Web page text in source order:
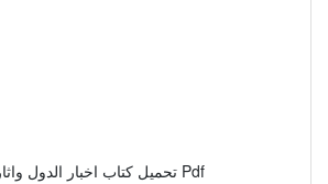
تحميل كتاب اخبار الدول واثار الاول Pdf